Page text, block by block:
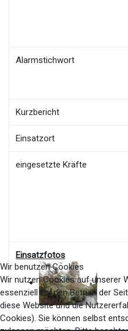
Alarmstichwort
Kurzbericht
Einsatzort
eingesetzte Kräfte
Einsatzfotos
Wir benutzen Cookies
Wir nutzen Cookies auf unserer
essenziell für den Betrieb der
diese Website und die
Cookies). Sie können selbst